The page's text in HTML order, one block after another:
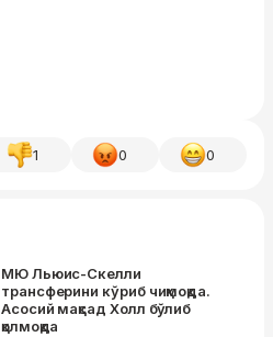
1 0 0
МЮ Льюис-Скелли
трансферини кўриб чиқмоқда.
Асосий мақсад Холл бўлиб
қолмоқда